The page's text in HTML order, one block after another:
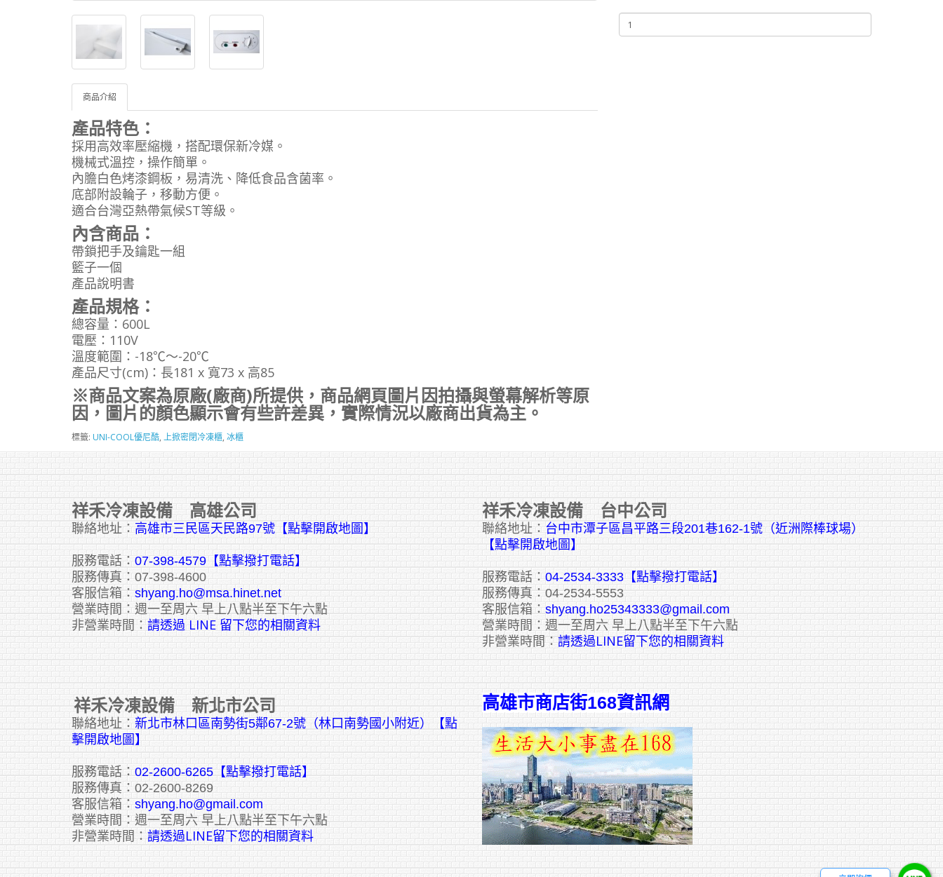
商品介紹
產品特色：
採用高效率壓縮機，搭配環保新冷媒。
機械式溫控，操作簡單。
內膽白色烤漆鋼板，易清洗、降低食品含菌率。
底部附設輪子，移動方便。
適合台灣亞熱帶氣候ST等級。
內含商品：
帶鎖把手及鑰匙一組
籃子一個
產品說明書
產品規格：
總容量：600L
電壓：110V
溫度範圍：-18℃～-20℃
產品尺寸(cm)：長181 x 寬73 x 高85
※商品文案為原廠(廠商)所提供，商品網頁圖片因拍攝與螢幕解析等原
因，圖片的顏色顯示會有些許差異，實際情況以廠商出貨為主。
標籤: UNI-COOL優尼酷, 上掀密閉冷凍櫃, 冰櫃
祥禾冷凍設備 高雄公司
聯絡地址： 高雄市三民區天民路97號【點擊開啟地圖】
服務電話： 07-398-4579【點擊撥打電話】
服務傳真：07-398-4600
客服信箱： shyang.ho@msa.hinet.net
營業時間：週一至周六 早上八點半至下午六點
非營業時間： 請透過 LINE 留下您的相關資料
祥禾冷凍設備 台中公司
聯絡地址： 台中市潭子區昌平路三段201巷162-1號（近洲際棒球場）
【點擊開啟地圖】
服務電話： 04-2534-3333 【點擊撥打電話】
服務傳真：04-2534-5553
客服信箱： shyang.ho25343333@gmail.com
營業時間：週一至周六 早上八點半至下午六點
非營業時間： 請透過LINE留下您的相關資料
祥禾冷凍設備 新北市公司
聯絡地址： 新北市林口區南勢街5鄰67-2號（林口南勢國小附近）【點
擊開啟地圖】
服務電話： 02-2600-6265 【點擊撥打電話】
服務傳真：02-2600-8269
客服信箱： shyang.ho@gmail.com
營業時間：週一至周六 早上八點半至下午六點
非營業時間： 請透過LINE留下您的相關資料
高雄市商店街168資訊網